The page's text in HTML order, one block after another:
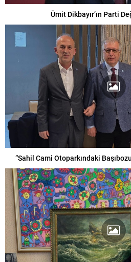
Ümit Dikbayır’ın Parti
“Sahil Cami Otoparkındaki